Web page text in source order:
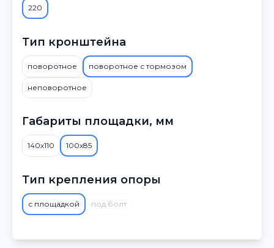
220
Тип кронштейна
поворотное поворотное с тормозом
неповоротное
Габариты площадки, мм
140х110 100х85
Тип крепления опоры
с площадкой под болт